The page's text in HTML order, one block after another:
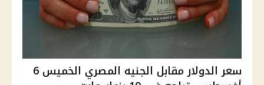
سعر الدولار مقابل الجنيه المصري الخميس 6